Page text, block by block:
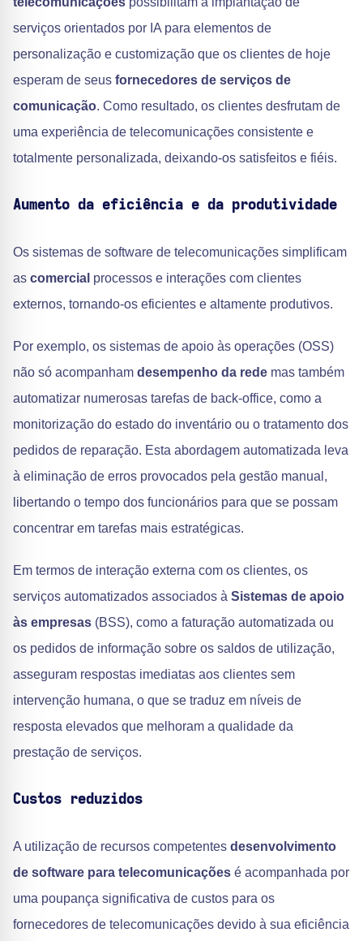
serviços orientados por IA para elementos de
personalização e customização que os clientes de hoje
esperam de seus fornecedores de serviços de
comunicação. Como resultado, os clientes desfrutam de
uma experiência de telecomunicações consistente e
totalmente personalizada, deixando-os satisfeitos e fiéis.
Aumento da eficiência e da produtividade
Os sistemas de software de telecomunicações simplificam
as comercial processos e interações com clientes
externos, tornando-os eficientes e altamente produtivos.
Por exemplo, os sistemas de apoio às operações (OSS)
não só acompanham desempenho da rede mas também
automatizar numerosas tarefas de back-office, como a
monitorização do estado do inventário ou o tratamento dos
pedidos de reparação. Esta abordagem automatizada leva
à eliminação de erros provocados pela gestão manual,
libertando o tempo dos funcionários para que se possam
concentrar em tarefas mais estratégicas.
Em termos de interação externa com os clientes, os
serviços automatizados associados à Sistemas de apoio
às empresas (BSS), como a faturação automatizada ou
os pedidos de informação sobre os saldos de utilização,
asseguram respostas imediatas aos clientes sem
intervenção humana, o que se traduz em níveis de
resposta elevados que melhoram a qualidade da
prestação de serviços.
Custos reduzidos
A utilização de recursos competentes desenvolvimento
de software para telecomunicações é acompanhada por
uma poupança significativa de custos para os
fornecedores de telecomunicações devido à sua eficiência